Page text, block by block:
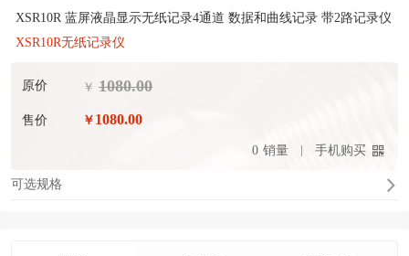
XSR10R 蓝屏液晶显示无纸记录4通道 数据和曲线记录 带2路记录仪
XSR10R无纸记录仪
原价 ￥ 1080.00
售价 ￥ 1080.00
0 销量 手机购买
可选规格